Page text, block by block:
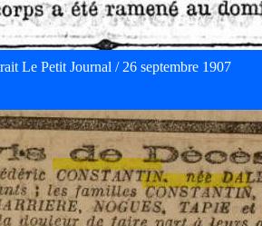
Le Petit Journal / 26 septembre 1907